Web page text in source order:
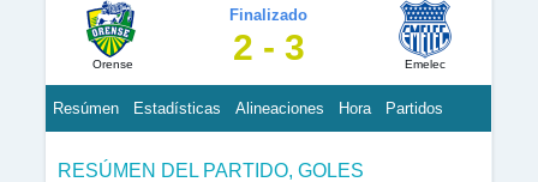
Orense
Finalizado
2 - 3 Emelec
Resúmen Estadísticas Alineaciones Hora Partidos
RESÚMEN DEL PARTIDO, GOLES